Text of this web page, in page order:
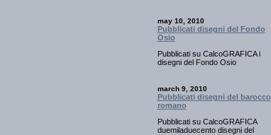
may 10, 2010
Pubblicati disegni del Fondo
Osio
Pubblicati su CalcoGRAFICA i
disegni del Fondo Osio
march 9, 2010
Pubblicati disegni del barocco
romano
Pubblicati su CalcoGRAFICA
duemiladuecento disegni del